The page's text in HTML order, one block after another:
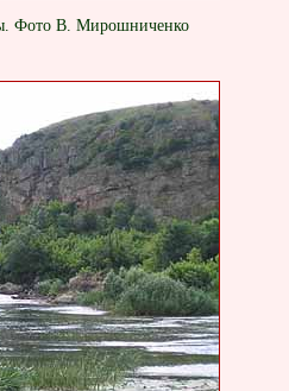
Фото В. Мирошниченко